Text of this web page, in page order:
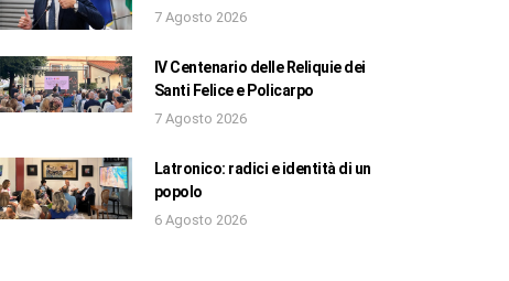
7 Agosto 2026
IV Centenario delle Reliquie dei
Santi Felice e Policarpo
7 Agosto 2026
Latronico: radici e identità di un
popolo
6 Agosto 2026